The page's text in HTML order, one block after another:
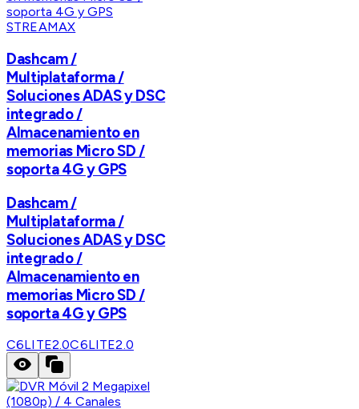
STREAMAX
Dashcam /
Multiplataforma /
Soluciones ADAS y DSC
integrado /
Almacenamiento en
memorias Micro SD /
soporta 4G y GPS
Dashcam /
Multiplataforma /
Soluciones ADAS y DSC
integrado /
Almacenamiento en
memorias Micro SD /
soporta 4G y GPS
C6LITE2.0C6LITE2.0